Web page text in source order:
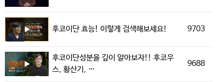
후코이단 효능! 이렇게 검색해보세요! 9703
후코이단성분을 깊이 알아보자!! 후코우
스, 황산기, …
9688